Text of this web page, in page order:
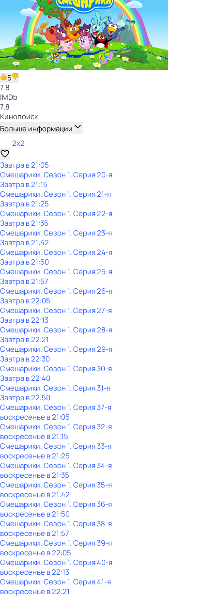
5
7.8
IMDb
7.8
Кинопоиск
Больше информации
2x2
Завтра в 21:05
Смешарики. Сезон 1. Серия 20-я
Завтра в 21:15
Смешарики. Сезон 1. Серия 21-я
Завтра в 21:25
Смешарики. Сезон 1. Серия 22-я
Завтра в 21:35
Смешарики. Сезон 1. Серия 23-я
Завтра в 21:42
Смешарики. Сезон 1. Серия 24-я
Завтра в 21:50
Смешарики. Сезон 1. Серия 25-я
Завтра в 21:57
Смешарики. Сезон 1. Серия 26-я
Завтра в 22:05
Смешарики. Сезон 1. Серия 27-я
Завтра в 22:13
Смешарики. Сезон 1. Серия 28-я
Завтра в 22:21
Смешарики. Сезон 1. Серия 29-я
Завтра в 22:30
Смешарики. Сезон 1. Серия 30-я
Завтра в 22:40
Смешарики. Сезон 1. Серия 31-я
Завтра в 22:50
Смешарики. Сезон 1. Серия 37-я
воскресенье в21:05
Смешарики. Сезон 1. Серия 32-я
воскресенье в21:15
Смешарики. Сезон 1. Серия 33-я
воскресенье в21:25
Смешарики. Сезон 1. Серия 34-я
воскресенье в21:35
Смешарики. Сезон 1. Серия 35-я
воскресенье в21:42
Смешарики. Сезон 1. Серия 36-я
воскресенье в21:50
Смешарики. Сезон 1. Серия 38-я
воскресенье в21:57
Смешарики. Сезон 1. Серия 39-я
воскресенье в22:05
Смешарики. Сезон 1. Серия 40-я
воскресенье в22:13
Смешарики. Сезон 1. Серия 41-я
воскресенье в22:21